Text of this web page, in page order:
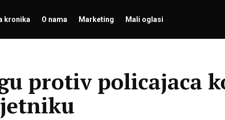
kronika O nama Marketing Mali oglasi
protiv policajaca